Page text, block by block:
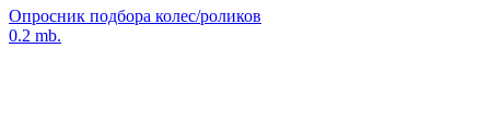
Опросник подбора колес/роликов
0.2 mb.